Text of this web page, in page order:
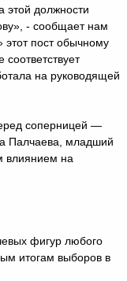
этой должности
- сообщает нам
этот пост обычному
на руководящей
соперницей —
Палчаева, младший
влиянием на
фигур любого
итогам выборов в